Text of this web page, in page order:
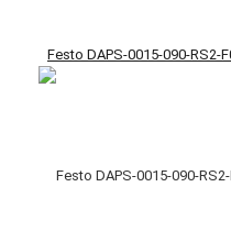
Festo DAPS-0015-090-